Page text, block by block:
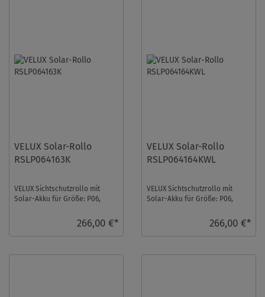
VELUX Solar-Rollo
RSLP064163K
VELUX Sichtschutzrollo mit
Solar-Akku für Größe: P06,
266,00 €*
VELUX Solar-Rollo
RSLP064164KWL
VELUX Sichtschutzrollo mit
Solar-Akku für Größe: P06,
266,00 €*